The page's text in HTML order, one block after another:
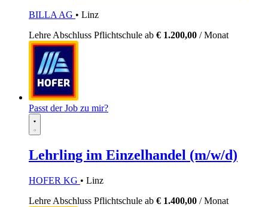
BILLA AG • Linz
LehreAbschluss Pflichtschule ab € 1.200,00 / Monat
Passt der Job zu mir?
Lehrling im Einzelhandel (m/w/d)
HOFER KG • Linz
Lehre Abschluss Pflichtschule ab € 1.400,00 / Monat